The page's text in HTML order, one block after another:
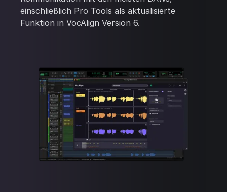
einschließlich Pro Tools als aktualisierte
Funktion in VocAlign Version 6.